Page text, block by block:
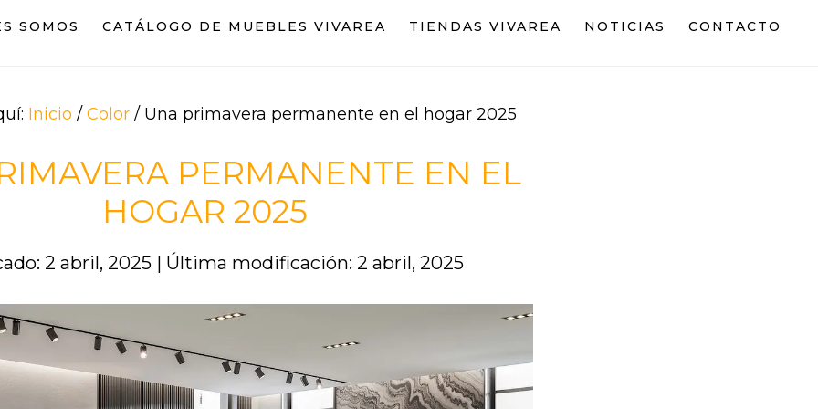
SOMOS CATÁLOGO DE MUEBLES VIVAREA TIENDAS VIVAREA NOTICIAS CONTACTO
Inicio / Color / Una primavera permanente en el hogar 2025
PERMANENTE EN EL
HOGAR 2025
2 abril, 2025| Última modificación: 2 abril, 2025